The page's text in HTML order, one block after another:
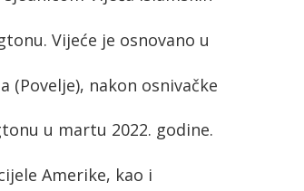
Vijeće je osnovano u
nakon osnivačke
u martu 2022. godine.
Amerike, kao i